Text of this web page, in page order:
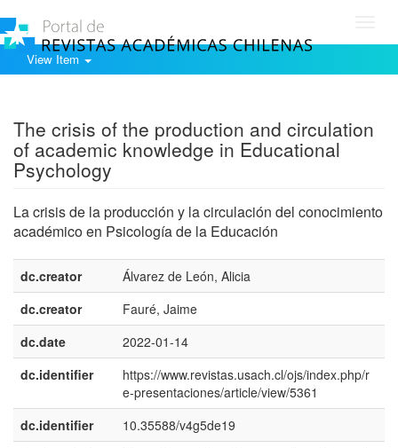
View Item
The crisis of the production and circulation
of academic knowledge in Educational
Psychology
La crisis de la producción y la circulación del conocimiento
académico en Psicología de la Educación
dc.creator Álvarez de León, Alicia
dc.creator
Fauré, Jaime
dc.date
2022-01-14
dc.identifier
https://www.revistas.usach.cl/ojs/index.php/r
e-presentaciones/article/view/5361
dc.identifier
10.35588/v4g5de19